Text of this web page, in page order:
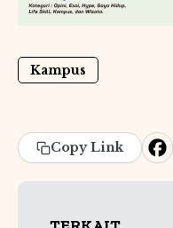
Kampus
Copy Link
F
a